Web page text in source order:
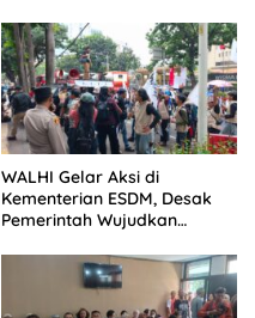
WALHI Gelar Aksi di
Kementerian ESDM, Desak
Pemerintah Wujudkan